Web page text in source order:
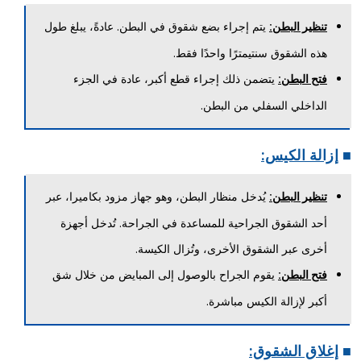
تنظير البطن: يتم إجراء بضع شقوق في البطن. عادةً، يبلغ طول
هذه الشقوق سنتيمترًا واحدًا فقط.
فتح البطن: يتضمن ذلك إجراء قطع أكبر، عادة في الجزء
الداخلي السفلي من البطن.
■ إزالة الكيس:
تنظير البطن: يُدخل منظار البطن، وهو جهاز مزود بكاميرا، عبر
أحد الشقوق الجراحية للمساعدة في الجراحة. تُدخل أجهزة
أخرى عبر الشقوق الأخرى، وتُزال الكيسة.
فتح البطن: يقوم الجراح بالوصول إلى المبايض من خلال شق
أكبر لإزالة الكيس مباشرة.
■ إغلاق الشقوق: